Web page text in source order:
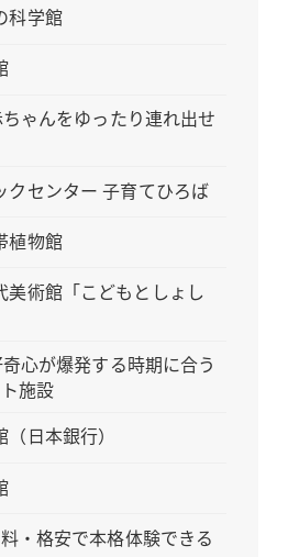
科学館
ちゃんをゆったり連れ出せ
クセンター 子育てひろば
植物館
美術館「こどもとしょし
奇心が爆発する時期に合う
施設
日本銀行）
料・格安で本格体験できる